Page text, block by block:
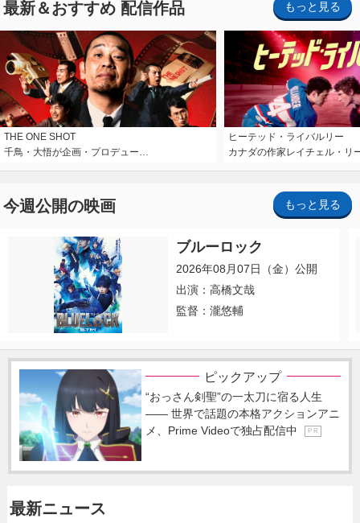
最新＆おすすめ 配信作品 もっと見る
THE ONE SHOT
千鳥・大悟が企画・プロデュー…
ヒーテッド・ライバルリー
カナダの作家レイチェル・リ
今週公開の映画 もっと見る
ブルーロック
2026年08月07日（金）公開
出演：高橋文哉
監督：瀧悠輔
ピックアップ
“おっさん剣聖”の一太刀に宿る人生
―― 世界で話題の本格アクションアニ
メ、Prime Videoで独占配信中
P R
最新ニュース